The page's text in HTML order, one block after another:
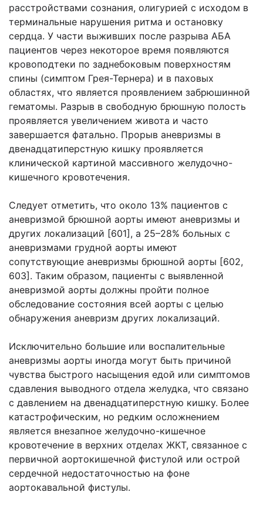
расстройствами сознания, олигурией с исходом в
терминальные нарушения ритма и остановку
сердца. У части выживших после разрыва АБА
пациентов через некоторое время появляются
кровоподтеки по заднебоковым поверхностям
спины (симптом Грея-Тернера) и в паховых
областях, что является проявлением забрюшинной
гематомы. Разрыв в свободную брюшную полость
проявляется увеличением живота и часто
завершается фатально. Прорыв аневризмы в
двенадцатиперстную кишку проявляется
клинической картиной массивного желудочно-
кишечного кровотечения.
Следует отметить, что около 13% пациентов с
аневризмой брюшной аорты имеют аневризмы и
других локализаций [601], а 25–28% больных с
аневризмами грудной аорты имеют
сопутствующие аневризмы брюшной аорты [602,
603]. Таким образом, пациенты с выявленной
аневризмой аорты должны пройти полное
обследование состояния всей аорты с целью
обнаружения аневризм других локализаций.
Исключительно большие или воспалительные
аневризмы аорты иногда могут быть причиной
чувства быстрого насыщения едой или симптомов
сдавления выводного отдела желудка, что связано
с давлением на двенадцатиперстную кишку. Более
катастрофическим, но редким осложнением
является внезапное желудочно-кишечное
кровотечение в верхних отделах ЖКТ, связанное с
первичной аортокишечной фистулой или острой
сердечной недостаточностью на фоне
аортокавальной фистулы.